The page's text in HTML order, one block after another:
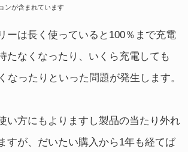
ンが含まれています
ーは長く使っていると100％まで充電
たなくなったり、いくら充電しても
なったりといった問題が発生します。
い方にもよりますし製品の当たり外れ
すが、だいたい購入から1年も経てば